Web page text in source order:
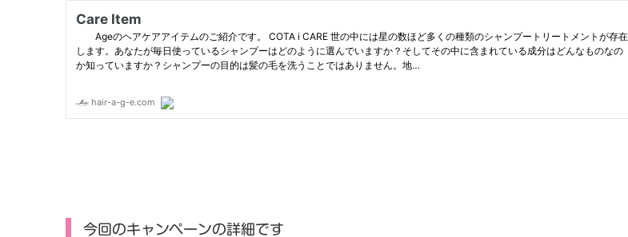
今回のキャンペーンの詳細です